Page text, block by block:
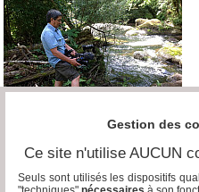
Gestion des
Ce site n'utilise AUCUN
Seuls sont utilisés les dispositifs